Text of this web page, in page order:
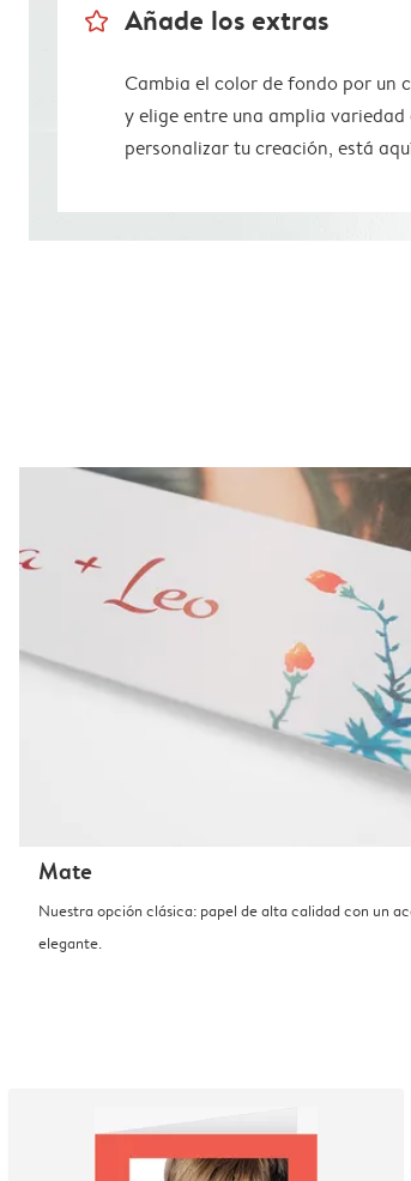
star_outline Añade los extras
Cambia el color de fondo por un
y elige entre una amplia
personalizar tu creación, está
Mate
Nuestra opción clásica: papel de alta calidad con un
elegante.